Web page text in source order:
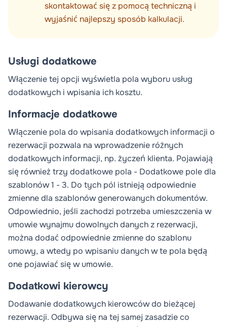
skontaktować się z pomocą techniczną i
wyjaśnić najlepszy sposób kalkulacji.
Usługi dodatkowe
Włączenie tej opcji wyświetla pola wyboru usług
dodatkowych i wpisania ich kosztu.
Informacje dodatkowe
Włączenie pola do wpisania dodatkowych informacji o
rezerwacji pozwala na wprowadzenie różnych
dodatkowych informacji, np. życzeń klienta. Pojawiają
się również trzy dodatkowe pola - Dodatkowe pole dla
szablonów 1 - 3. Do tych pól istnieją odpowiednie
zmienne dla szablonów generowanych dokumentów.
Odpowiednio, jeśli zachodzi potrzeba umieszczenia w
umowie wynajmu dowolnych danych z rezerwacji,
można dodać odpowiednie zmienne do szablonu
umowy, a wtedy po wpisaniu danych w te pola będą
one pojawiać się w umowie.
Dodatkowi kierowcy
Dodawanie dodatkowych kierowców do bieżącej
rezerwacji. Odbywa się na tej samej zasadzie co